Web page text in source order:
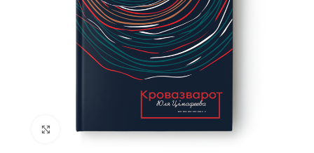
Націсніце, каб павялічыць